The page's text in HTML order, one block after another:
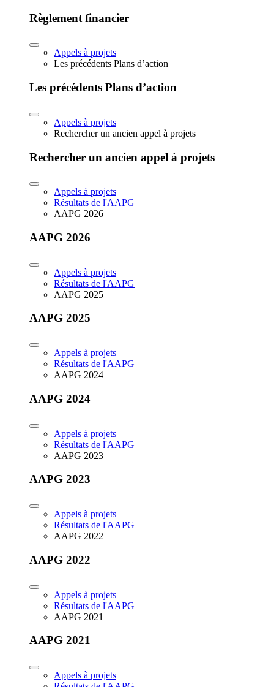
Règlement financier
Appels à projets
Les précédents Plans d’action
Les précédents Plans d’action
Appels à projets
Rechercher un ancien appel à projets
Rechercher un ancien appel à projets
Appels à projets
Résultats de l'AAPG
AAPG 2026
AAPG 2026
Appels à projets
Résultats de l'AAPG
AAPG 2025
AAPG 2025
Appels à projets
Résultats de l'AAPG
AAPG 2024
AAPG 2024
Appels à projets
Résultats de l'AAPG
AAPG 2023
AAPG 2023
Appels à projets
Résultats de l'AAPG
AAPG 2022
AAPG 2022
Appels à projets
Résultats de l'AAPG
AAPG 2021
AAPG 2021
Appels à projets